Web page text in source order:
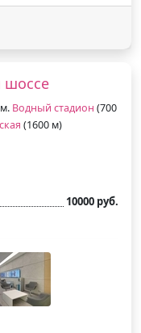
шоссе
Водный стадион (700
(1600 м)
10000 руб.